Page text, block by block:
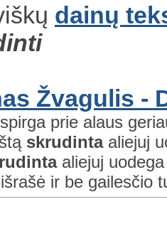
dainų
Žvagulis -
prie alaus
skrudintaaliejuj
aliejuj
ir be gailesčio